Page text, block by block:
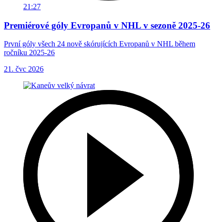
21:27
Premiérové góly Evropanů v NHL v sezoně 2025-26
První góly všech 24 nově skórujících Evropanů v NHL během
ročníku 2025-26
21. čvc 2026